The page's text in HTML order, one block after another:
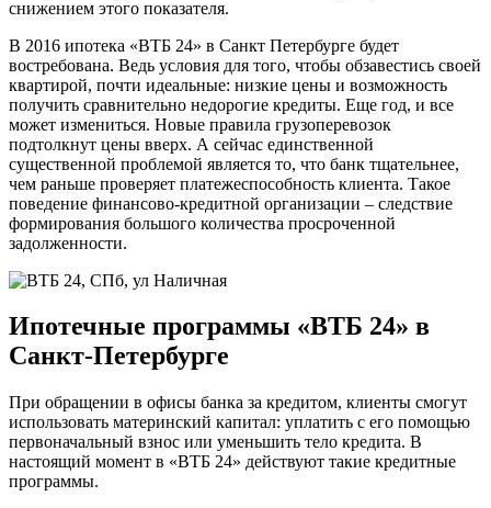
снижением этого показателя.
В 2016 ипотека «ВТБ 24» в Санкт Петербурге будет
востребована. Ведь условия для того, чтобы обзавестись своей
квартирой, почти идеальные: низкие цены и возможность
получить сравнительно недорогие кредиты. Еще год, и все
может измениться. Новые правила грузоперевозок
подтолкнут цены вверх. А сейчас единственной
существенной проблемой является то, что банк тщательнее,
чем раньше проверяет платежеспособность клиента. Такое
поведение финансово-кредитной организации – следствие
формирования большого количества просроченной
задолженности.
Ипотечные программы «ВТБ 24» в
Санкт-Петербурге
При обращении в офисы банка за кредитом, клиенты смогут
использовать материнский капитал: уплатить с его помощью
первоначальный взнос или уменьшить тело кредита. В
настоящий момент в «ВТБ 24» действуют такие кредитные
программы.